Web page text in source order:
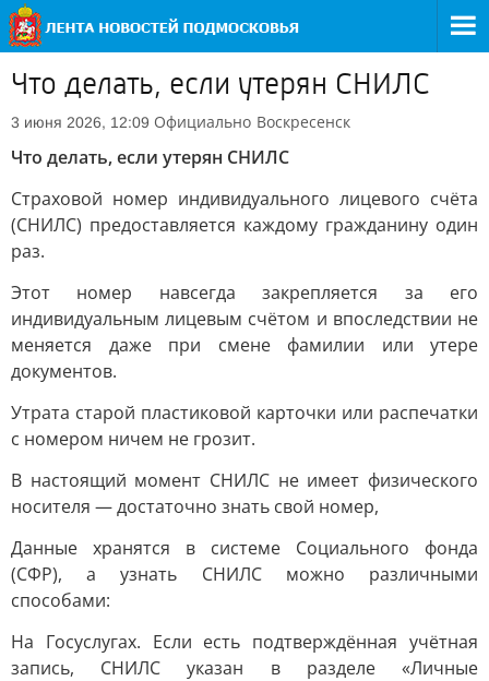
Что делать, если утерян СНИЛС
3 июня 2026, 12:09 Официально Воскресенск
Что делать, если утерян СНИЛС
Страховой номер индивидуального лицевого счёта
(СНИЛС) предоставляется каждому гражданину один
раз.
Этот номер навсегда закрепляется за его
индивидуальным лицевым счётом и впоследствии не
меняется даже при смене фамилии или утере
документов.
Утрата старой пластиковой карточки или распечатки
с номером ничем не грозит.
В настоящий момент СНИЛС не имеет физического
носителя — достаточно знать свой номер,
Данные хранятся в системе Социального фонда
(СФР), а узнать СНИЛС можно различными
способами:
На Госуслугах. Если есть подтверждённая учётная
запись, СНИЛС указан в разделе «Личные